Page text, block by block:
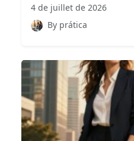
4 de juillet de 2026
By prática